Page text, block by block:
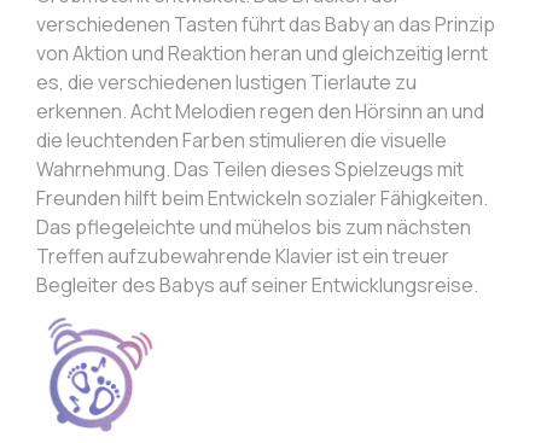
verschiedenen Tasten führt das Baby an das Prinzip
von Aktion und Reaktion heran und gleichzeitig lernt
es, die verschiedenen lustigen Tierlaute zu
erkennen. Acht Melodien regen den Hörsinn an und
die leuchtenden Farben stimulieren die visuelle
Wahrnehmung. Das Teilen dieses Spielzeugs mit
Freunden hilft beim Entwickeln sozialer Fähigkeiten.
Das pflegeleichte und mühelos bis zum nächsten
Treffen aufzubewahrende Klavier ist ein treuer
Begleiter des Babys auf seiner Entwicklungsreise.